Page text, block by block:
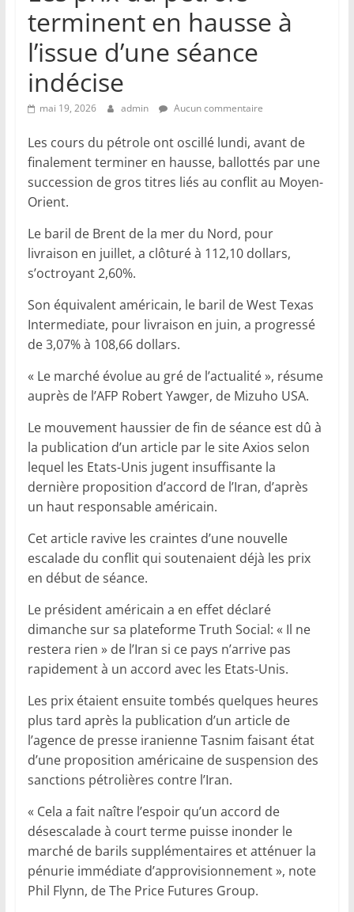
terminent en hausse à
l’issue d’une séance
indécise
mai 19, 2026 admin Aucun commentaire
Les cours du pétrole ont oscillé lundi, avant de
finalement terminer en hausse, ballottés par une
succession de gros titres liés au conflit au Moyen-
Orient.
Le baril de Brent de la mer du Nord, pour
livraison en juillet, a clôturé à 112,10 dollars,
s’octroyant 2,60%.
Son équivalent américain, le baril de West Texas
Intermediate, pour livraison en juin, a progressé
de 3,07% à 108,66 dollars.
« Le marché évolue au gré de l’actualité », résume
auprès de l’AFP Robert Yawger, de Mizuho USA.
Le mouvement haussier de fin de séance est dû à
la publication d’un article par le site Axios selon
lequel les Etats-Unis jugent insuffisante la
dernière proposition d’accord de l’Iran, d’après
un haut responsable américain.
Cet article ravive les craintes d’une nouvelle
escalade du conflit qui soutenaient déjà les prix
en début de séance.
Le président américain a en effet déclaré
dimanche sur sa plateforme Truth Social: « Il ne
restera rien » de l’Iran si ce pays n’arrive pas
rapidement à un accord avec les Etats-Unis.
Les prix étaient ensuite tombés quelques heures
plus tard après la publication d’un article de
l’agence de presse iranienne Tasnim faisant état
d’une proposition américaine de suspension des
sanctions pétrolières contre l’Iran.
« Cela a fait naître l’espoir qu’un accord de
désescalade à court terme puisse inonder le
marché de barils supplémentaires et atténuer la
pénurie immédiate d’approvisionnement », note
Phil Flynn, de The Price Futures Group.